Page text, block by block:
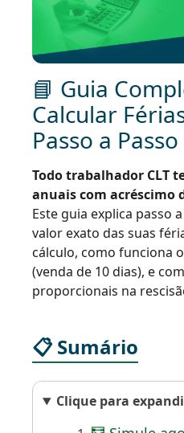
📘 Guia
Calcular
Passo a Passo
Todo trabalhador CLT
anuais com acréscimo
Este guia explica passo
valor exato das suas
cálculo, como funciona
(venda de 10 dias), e
proporcionais na
📋 Sumário
Clique para